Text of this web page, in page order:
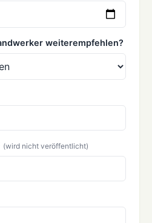
weiterempfehlen?
(wird nicht veröffentlicht)